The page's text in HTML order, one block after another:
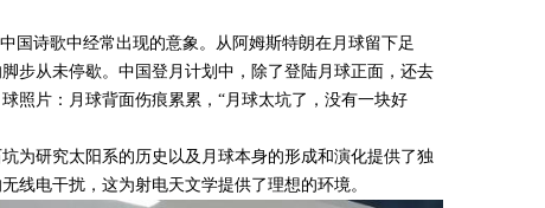
国诗歌中经常出现的意象。从阿姆斯特朗在月球留下足
步从未停歇。中国登月计划中，除了登陆月球正面，还去
照片：月球背面伤痕累累，“月球太坑了，没有一块好
为研究太阳系的历史以及月球本身的形成和演化提供了独
线电干扰，这为射电天文学提供了理想的环境。